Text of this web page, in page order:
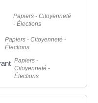
Papiers - Citoyenneté
- Élections
Papiers - Citoyenneté -
Élections
Papiers -
Citoyenneté -
Élections